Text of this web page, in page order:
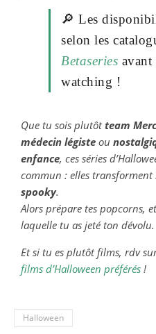
🔎 Les
selon les
Betaseries avant
watching !
Que tu sois plutôtteam
médecin légiste ou
enfance, ces séries
commun : elles transforment
spooky.
Alors prépare tes popcorns,
laquelle tu as jeté ton dévolu.
Et si tu es plutôt films, rdv
films d’Halloween préférés !
Halloween